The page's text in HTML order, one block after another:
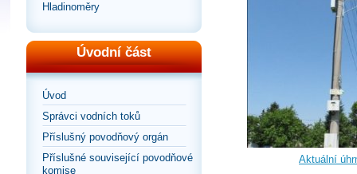
Hladinoměry
Úvodní část
Úvod
Správci vodních toků
Příslušný povodňový orgán
Příslušné související povodňové
komise
Aktuální